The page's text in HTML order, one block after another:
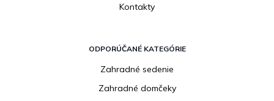
Kontakty
ODPORÚČANÉ KATEGÓRIE
Zahradné sedenie
Zahradné domčeky